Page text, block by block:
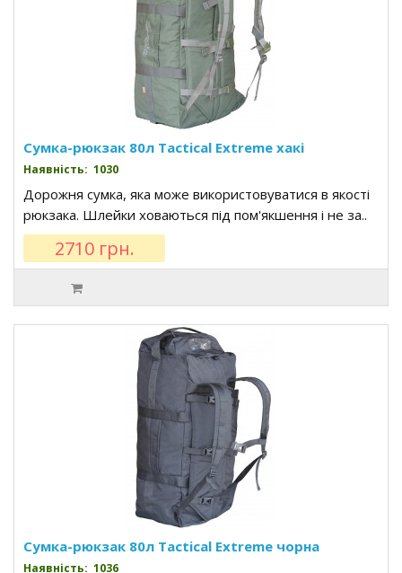
Сумка-рюкзак 80л Tactical Extreme хакі
Наявність: 1030
Дорожня сумка, яка може використовуватися в якості
рюкзака. Шлейки ховаються під пом'якшення і не за..
2710 грн.
Сумка-рюкзак 80л Tactical Extreme чорна
Наявність: 1036